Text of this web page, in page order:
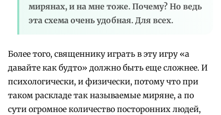
мирянах, и на мне тоже. Почему? Но ведь
эта схема очень удобная. Для всех.
Более того, священнику играть в эту игру «а
давайте как будто» должно быть еще сложнее. И
психологически, и физически, потому что при
таком раскладе так называемые миряне, а по
сути огромное количество посторонних людей,